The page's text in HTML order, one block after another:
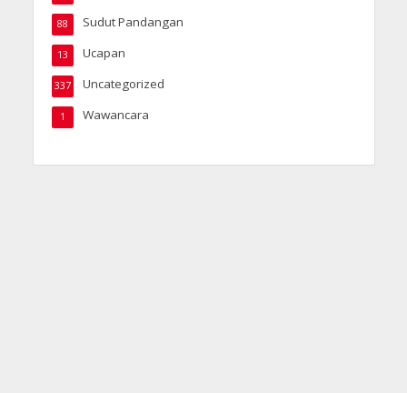
Sudut Pandangan
88
Ucapan
13
Uncategorized
337
Wawancara
1